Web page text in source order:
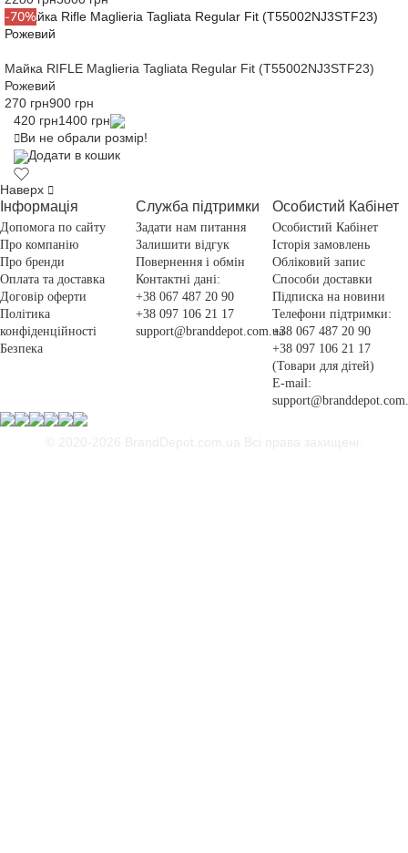
-70%
Майка RIFLE Maglieria Tagliata Regular Fit (T55002NJ3STF23)
Рожевий
270 грн900 грн
420 грн1400 грн
Ви не обрали розмір!
Додати в кошик
Наверх
Інформація
Допомога по сайту
Про компанію
Про бренди
Оплата та доставка
Договір оферти
Політика
конфіденційності
Безпека
Служба підтримки
Задати нам питання
Залишити відгук
Повернення і обмін
Контактні дані:
+38 067 487 20 90
+38 097 106 21 17
support@branddepot.com.ua
Особистий Кабінет
Особистий Кабінет
Історія замовлень
Обліковий запис
Способи доставки
Підписка на новини
Телефони підтримки:
+38 067 487 20 90
+38 097 106 21 17
(Товари для дітей)
E-mail: